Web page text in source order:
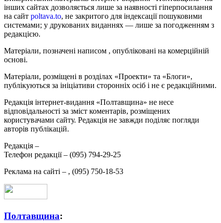
інших сайтах дозволяється лише за наявності гіперпосилання
на сайт poltava.to, не закритого для індексації пошуковими
системами; у друкованих виданнях — лише за погодженням з
редакцією.
Матеріали, позначені написом , опубліковані на комерційній
основі.
Матеріали, розміщені в розділах «Проекти» та «Блоги»,
публікуються за ініціативи сторонніх осіб і не є редакційними.
Редакція інтернет-видання «Полтавщина» не несе
відповідальності за зміст коментарів, розміщених
користувачами сайту. Редакція не завжди поділяє погляди
авторів публікацій.
Редакція –
Телефон редакції – (095) 794-29-25
Реклама на сайті – , (095) 750-18-53
Полтавщина: